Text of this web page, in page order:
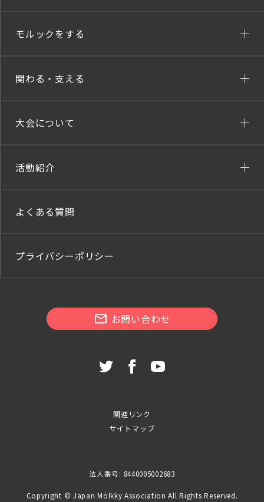
モルックをする
関わる・支える
大会について
活動紹介
よくある質問
プライバシーポリシー
お問い合わせ
関連リンク
サイトマップ
法人番号: 8440005002683
Copyright © Japan Mölkky Association All Rights Reserved.